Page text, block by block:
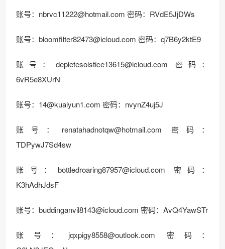
账号： nbrvc11222@hotmail.com 密码：RVdE5JjDWs
账号： bloomfilter82473@icloud.com 密码：q7B6y2ktE9
账号： depletesolstice13615@icloud.com 密码：
6vR5e8XUrN
账号： 14@kuaiyun1.com 密码：nvynZ4uj5J
账号： renatahadnotqw@hotmail.com 密码：
TDPywJ7Sd4sw
账号： bottledroaring87957@icloud.com 密码：
K3hAdhJdsF
账号： buddinganvil8143@icloud.com 密码：AvQ4YawSTr
账号： jqxpigy8558@outlook.com 密码：